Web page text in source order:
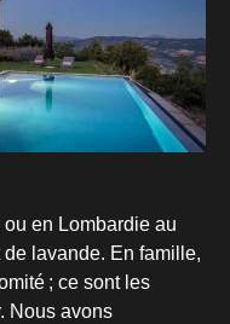
en Lombardie au
lavande. En famille,
; ce sont les
Nous avons